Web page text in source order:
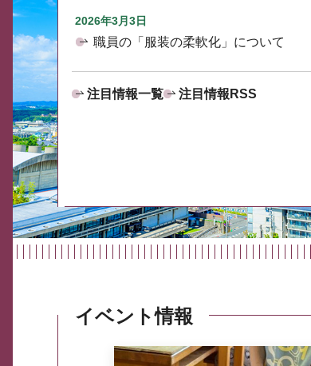
2026年3月3日
職員の「服装の柔軟化」について
注目情報一覧 注目情報RSS
イベント情報